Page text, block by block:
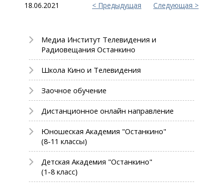
18.06.2021 Предыдущая Следующая
Медиа Институт Телевидения и
Радиовещания Останкино
Школа Кино и Телевидения
Заочное обучение
Дистанционное онлайн направление
Юношеская Академия "Останкино"
(8-11 классы)
Детская Академия "Останкино"
(1-8 класс)